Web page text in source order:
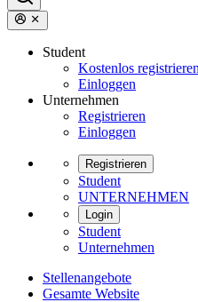
Student
Kostenlos registrieren
Einloggen
Unternehmen
Registrieren
Einloggen
Registrieren
Student
UNTERNEHMEN
Login
Student
Unternehmen
Stellenangebote
Gesamte Website